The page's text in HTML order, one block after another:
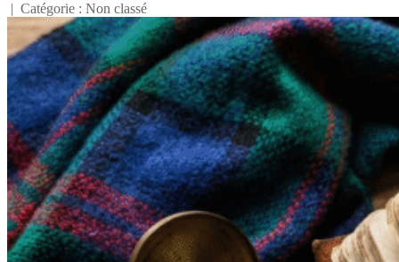
| Catégorie : Non classé